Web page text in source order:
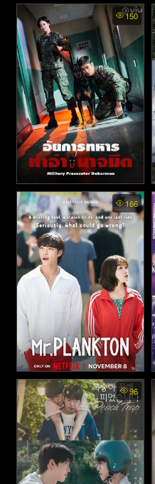
Twenty Hacker พากย์ไทย -
ฮีโร่ไซเบอร์แฮกเกอร์วัยแสบ
(2023)
150
Military Prosecutor
Doberman พากย์ไทย - อัยการ
ทหาร ท้าอำนาจมืด (2022)
166
Mr Plankton พากย์ไทย -
มิสเตอร์แพลงก์ตอน (2024)96